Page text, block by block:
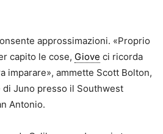
approssimazioni. «Proprio
capito le cose, Giove ci ricorda
imparare», ammette Scott Bolton,
Juno presso il Southwest
Antonio.